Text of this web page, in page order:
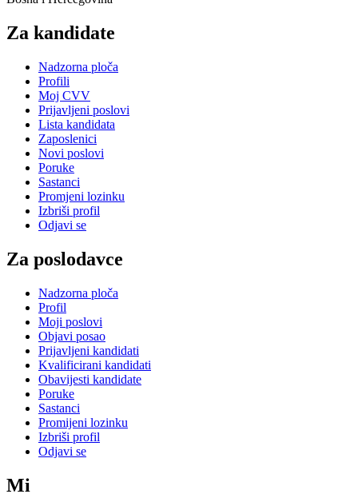
Za kandidate
Nadzorna ploča
Profili
Moj CVV
Prijavljeni poslovi
Lista kandidata
Zaposlenici
Novi poslovi
Poruke
Sastanci
Promjeni lozinku
Izbriši profil
Odjavi se
Za poslodavce
Nadzorna ploča
Profil
Moji poslovi
Objavi posao
Prijavljeni kandidati
Kvalificirani kandidati
Obavijesti kandidate
Poruke
Sastanci
Promijeni lozinku
Izbriši profil
Odjavi se
Mi